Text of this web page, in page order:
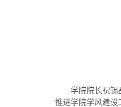
学院院长祝锡
推进学院学风建设